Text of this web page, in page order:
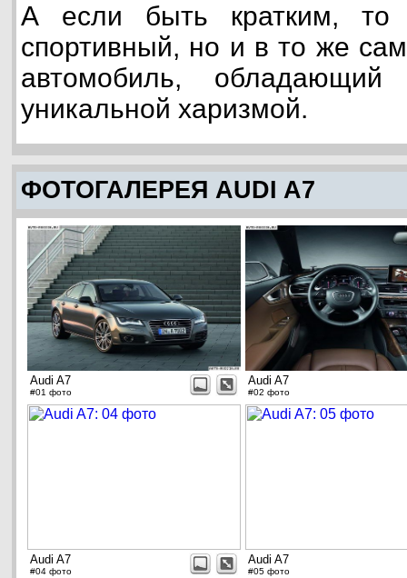
А если быть кратким,
спортивный, но и в то же
автомобиль, обладающий
уникальной харизмой.
ФОТОГАЛЕРЕЯ AUDI A7
Audi A7
#01 фото
Audi A7
#02 фото
Audi A7
#04 фото
Audi A7
#05 фото